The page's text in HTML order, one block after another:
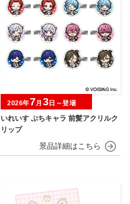
いれいす ぷちキャラ 前髪アクリルク
リップ
2026年7月 3日～登場